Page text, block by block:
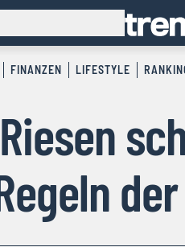
FINANZEN LIFESTYLE